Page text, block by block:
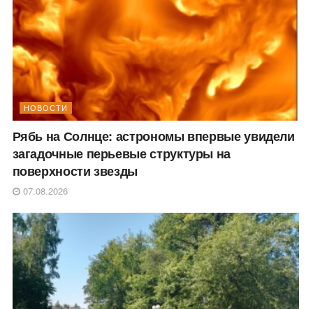
НОВОСТИ
Рябь на Солнце: астрономы впервые увидели
загадочные перьевые структуры на
поверхности звезды
07.08.2026